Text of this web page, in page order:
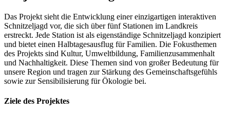
Das Projekt sieht die Entwicklung einer einzigartigen interaktiven
Schnitzeljagd vor, die sich über fünf Stationen im Landkreis
erstreckt. Jede Station ist als eigenständige Schnitzeljagd konzipiert
und bietet einen Halbtagesausflug für Familien. Die Fokusthemen
des Projekts sind Kultur, Umweltbildung, Familienzusammenhalt
und Nachhaltigkeit. Diese Themen sind von großer Bedeutung für
unsere Region und tragen zur Stärkung des Gemeinschaftsgefühls
sowie zur Sensibilisierung für Ökologie bei.
Ziele des Projektes